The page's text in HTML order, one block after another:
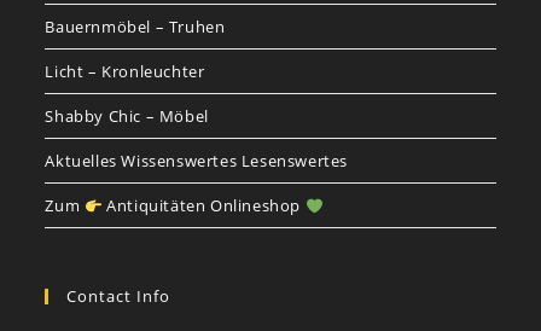
Bauernmöbel – Truhen
Licht – Kronleuchter
Shabby Chic – Möbel
Aktuelles Wissenswertes Lesenswertes
Zum Antiquitäten Onlineshop
Contact Info